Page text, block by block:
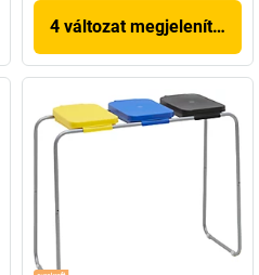
4 változat megjelenítése